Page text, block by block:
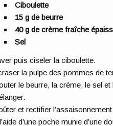
Ciboulette
15 g de beurre
40 g de crème fraîche
Sel
puis ciseler la ciboulette.
la pulpe des pommes de
le beurre, la crème, le sel
et rectifier
d’une poche munie d’une